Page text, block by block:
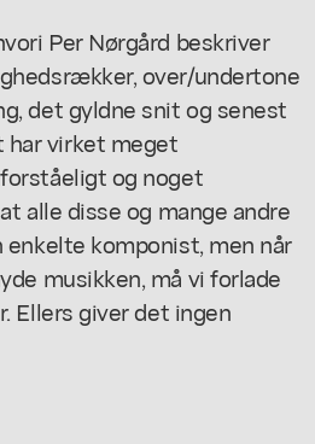
Per Nørgård beskriver
over/undertone
det gyldne snit og senest
har virket meget
og noget
alle disse og mange andre
komponist, men når
musikken, må vi forlade
Ellers giver det ingen